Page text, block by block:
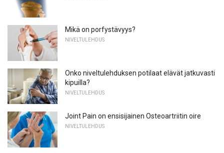
Mikä on porfystävyys?
NIVELTULEHDUS
Onko niveltulehduksen potilaat elävät jatkuvasti
kipuilla?
NIVELTULEHDUS
Joint Pain on ensisijainen Osteoartriitin oire
NIVELTULEHDUS